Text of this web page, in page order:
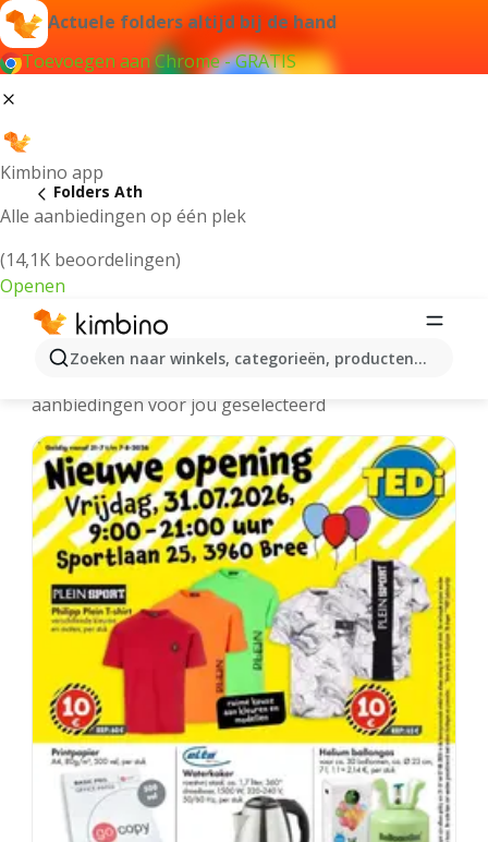
Actuele folders altijd bij de hand
Toevoegen aan Chrome - GRATIS
Kimbino app
Alle aanbiedingen op één plek
(14,1K beoordelingen)
Openen
Zoeken naar winkels, categorieën, producten...
Folders Ath
Ath folders online
aanbiedingen voor jou geselecteerd